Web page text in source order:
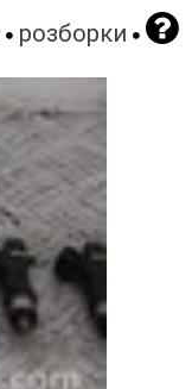
розборки